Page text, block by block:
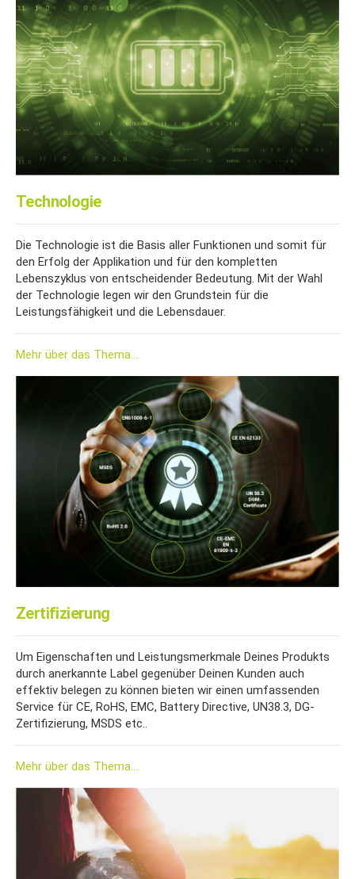
Technologie
Die Technologie ist die Basis aller Funktionen und somit für
den Erfolg der Applikation und für den kompletten
Lebenszyklus von entscheidender Bedeutung. Mit der Wahl
der Technologie legen wir den Grundstein für die
Leistungsfähigkeit und die Lebensdauer.
Mehr über das Thema....
Zertifizierung
Um Eigenschaften und Leistungsmerkmale Deines Produkts
durch anerkannte Label gegenüber Deinen Kunden auch
effektiv belegen zu können bieten wir einen umfassenden
Service für CE, RoHS, EMC, Battery Directive, UN38.3, DG-
Zertifizierung, MSDS etc..
Mehr über das Thema....